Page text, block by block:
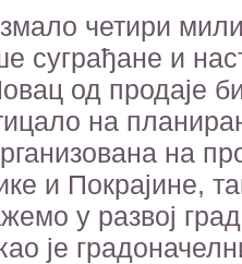
четири
суграђане и
од продаје
на
на
и Покрајине,
у развој
је